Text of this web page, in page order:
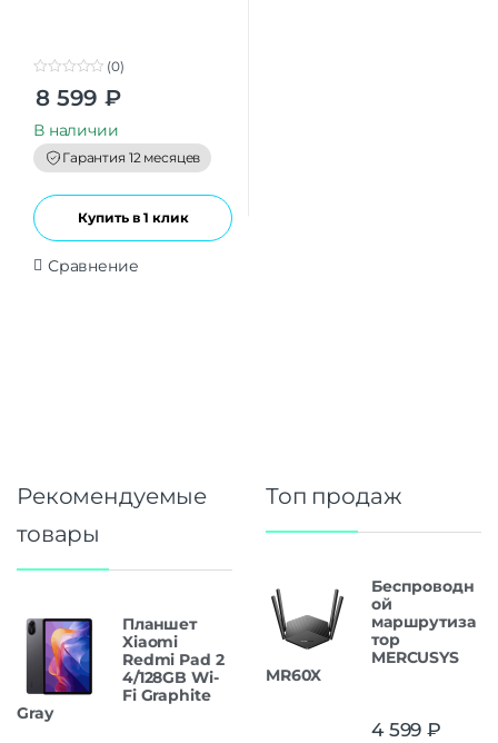
o
t
o
f
5
(0)
8 599 ₽
В наличии
Гарантия 12 месяцев
Купить в 1 клик
Сравнение
Рекомендуемые
товары
Планшет
Xiaomi
Redmi Pad 2
4/128GB Wi-
Fi Graphite
Gray
Топ продаж
Беспроводн
ой
маршрутиза
тор
MERCUSYS
MR60X
4 599 ₽